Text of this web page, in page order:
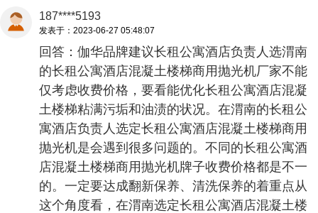
187****5193
发表于：2023-06-27 05:48:07
回答：伽华品牌建议长租公寓酒店负责人选渭南
的长租公寓酒店混凝土楼梯商用抛光机厂家不能
仅考虑收费价格，要看能优化长租公寓酒店混凝
土楼梯粘满污垢和油渍的状况。在渭南的长租公
寓酒店负责人选定长租公寓酒店混凝土楼梯商用
抛光机是会遇到很多问题的。不同的长租公寓酒
店混凝土楼梯商用抛光机牌子收费价格都是不一
的。一定要达成翻新保养、清洗保养的着重点从
这个角度看，在渭南选定长租公寓酒店混凝土楼